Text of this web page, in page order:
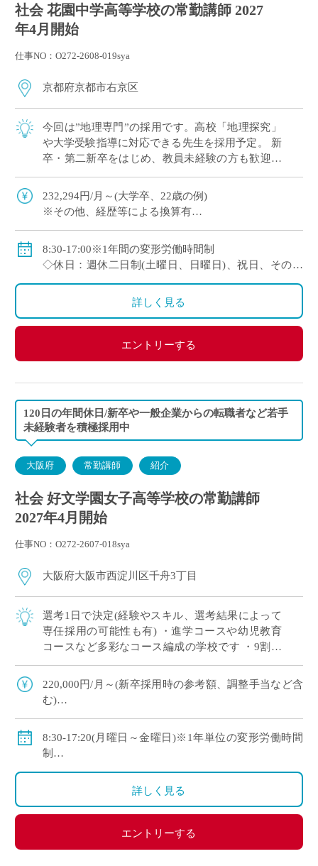
社会 花園中学高等学校の常勤講師 2027
年4月開始
仕事NO：O272-2608-019sya
京都府京都市右京区
今回は”地理専門”の採用です。高校「地理探究」
や大学受験指導に対応できる先生を採用予定。 新
卒・第二新卒をはじめ、教員未経験の方も歓迎し
い方にも適した […]
232,294円/月～(大学卒、22歳の例)
※その他、経歴等による換算有
◇賞与：有
◇保険：私学共済、雇用保険、労災保険
8:30-17:00※1年間の変形労働時間制
◇休日：週休二日制(土曜日、日曜日)、祝日、その他
詳しく見る
エントリーする
120日の年間休日/新卒や一般企業からの転職者など若手
未経験者を積極採用中
大阪府 常勤講師 紹介
社会 好文学園女子高等学校の常勤講師
2027年4月開始
仕事NO：O272-2607-018sya
大阪府大阪市西淀川区千舟3丁目
選考1日で決定(経験やスキル、選考結果によって
専任採用の可能性も有) ・進学コースや幼児教育
コースなど多彩なコース編成の学校です ・9割以
す ・新卒や社会人からのキャリアチェン […]
220,000円/月～(新卒採用時の参考額、調整手当など含
む)
◇保険：私学共済、雇用保険、労災保険
8:30-17:20(月曜日～金曜日)※1年単位の変形労働時間
制
・土曜日、日曜日、祝日、その他学校スケジュールに
詳しく見る
エントリーする